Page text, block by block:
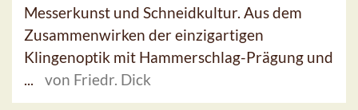
Messerkunst und Schneidkultur. Aus dem
Zusammenwirken der einzigartigen
Klingenoptik mit Hammerschlag-Prägung und
...
von Friedr. Dick